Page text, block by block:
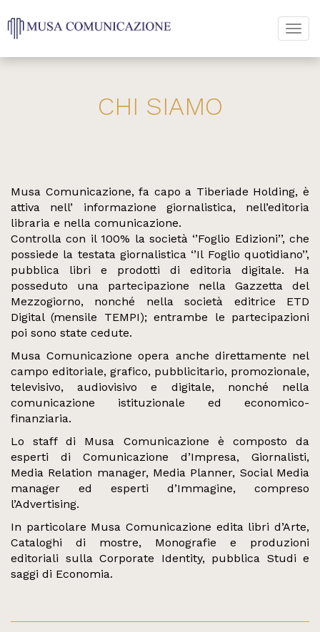
CHI SIAMO
Musa Comunicazione, fa capo a Tiberiade Holding, è
attiva nell’ informazione giornalistica, nell’editoria
libraria e nella comunicazione.
Controlla con il 100% la società ‘’Foglio Edizioni’’, che
possiede la testata giornalistica ‘’Il Foglio quotidiano’’,
pubblica libri e prodotti di editoria digitale. Ha
posseduto una partecipazione nella Gazzetta del
Mezzogiorno, nonché nella società editrice ETD
Digital (mensile TEMPI); entrambe le partecipazioni
poi sono state cedute.
Musa Comunicazione opera anche direttamente nel
campo editoriale, grafico, pubblicitario, promozionale,
televisivo, audiovisivo e digitale, nonché nella
comunicazione istituzionale ed economico-
finanziaria.
Lo staff di Musa Comunicazione è composto da
esperti di Comunicazione d’Impresa, Giornalisti,
Media Relation manager, Media Planner, Social Media
manager ed esperti d’Immagine, compreso
l’Advertising.
In particolare Musa Comunicazione edita libri d’Arte,
Cataloghi di mostre, Monografie e produzioni
editoriali sulla Corporate Identity, pubblica Studi e
saggi di Economia.